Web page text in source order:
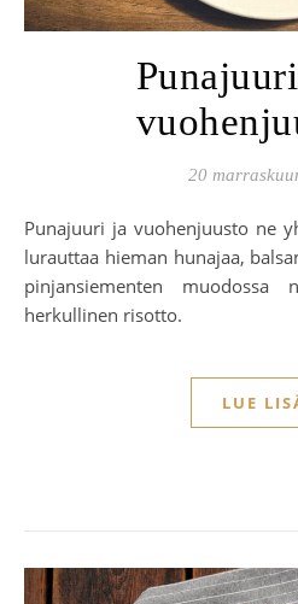
20
Punajuuri ja vuohenjuusto ne yhteen soppii. Mukaan kun
lurauttaa hieman hunajaa,
pinjansiementen
herkullinen risotto.
LUE